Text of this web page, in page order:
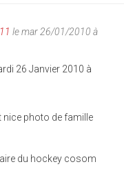
le mar 26/01/2010 à
26 Janvier 2010 à
nice photo de famille
du hockey cosom